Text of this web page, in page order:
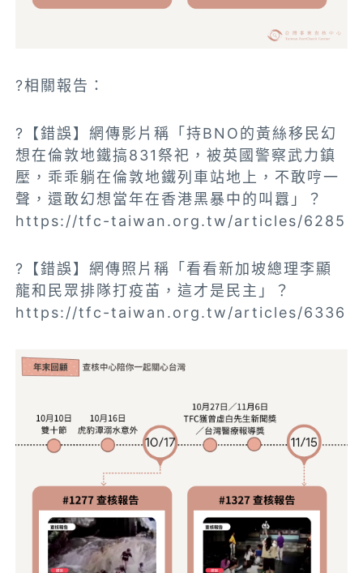
?相關報告：
?【錯誤】網傳影片稱「持BNO的黃絲移民幻
想在倫敦地鐵搞831祭祀，被英國警察武力鎮
壓，乖乖躺在倫敦地鐵列車站地上，不敢哼一
聲，還敢幻想當年在香港黑暴中的叫囂」？
https://tfc-taiwan.org.tw/articles/6285
?【錯誤】網傳照片稱「看看新加坡總理李顯
龍和民眾排隊打疫苖，這才是民主」？
https://tfc-taiwan.org.tw/articles/6336